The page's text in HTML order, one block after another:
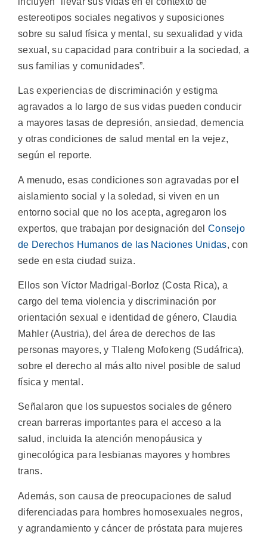
estereotipos sociales negativos y suposiciones
sobre su salud física y mental, su sexualidad y vida
sexual, su capacidad para contribuir a la sociedad, a
sus familias y comunidades”.
Las experiencias de discriminación y estigma
agravados a lo largo de sus vidas pueden conducir
a mayores tasas de depresión, ansiedad, demencia
y otras condiciones de salud mental en la vejez,
según el reporte.
A menudo, esas condiciones son agravadas por el
aislamiento social y la soledad, si viven en un
entorno social que no los acepta, agregaron los
expertos, que trabajan por designación del Consejo
de Derechos Humanos de las Naciones Unidas, con
sede en esta ciudad suiza.
Ellos son Víctor Madrigal-Borloz (Costa Rica), a
cargo del tema violencia y discriminación por
orientación sexual e identidad de género, Claudia
Mahler (Austria), del área de derechos de las
personas mayores, y Tlaleng Mofokeng (Sudáfrica),
sobre el derecho al más alto nivel posible de salud
física y mental.
Señalaron que los supuestos sociales de género
crean barreras importantes para el acceso a la
salud, incluida la atención menopáusica y
ginecológica para lesbianas mayores y hombres
trans.
Además, son causa de preocupaciones de salud
diferenciadas para hombres homosexuales negros,
y agrandamiento y cáncer de próstata para mujeres